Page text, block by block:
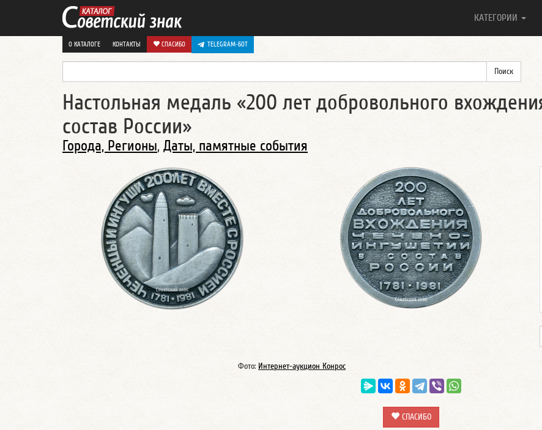
КАТЕГОРИИ
О КАТАЛОГЕ КОНТАКТЫ СПАСИБО TELEGRAM-БОТ
Настольная медаль «200 лет добровольного
состав России»
Города, Регионы, Даты, памятные события
Фото: Интернет-аукцион Конрос
СПАСИБО